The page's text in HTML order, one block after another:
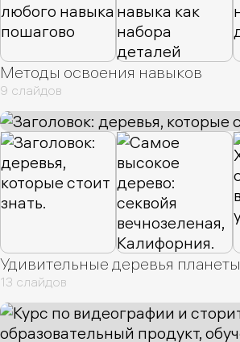
Методы освоения навыков
9 слайдов
Удивительные деревья планеты
13 слайдов